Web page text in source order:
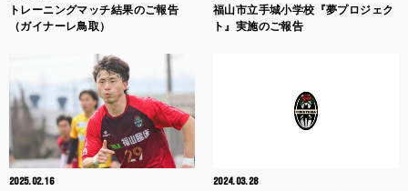
トレーニングマッチ結果のご報告
（ガイナーレ鳥取）
福山市立手城小学校『夢プロジェク
ト』実施のご報告
2025.02.16 2024.03.28